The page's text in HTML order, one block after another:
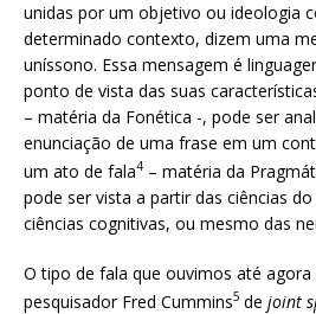
unidas por um objetivo ou ideologia
determinado contexto, dizem uma
uníssono. Essa mensagem é
ponto de vista das suas
– matéria da Fonética -, pode ser
enunciação de uma frase em um
um ato de fala4 – matéria da
pode ser vista a partir das ciências
ciências cognitivas, ou mesmo das
O tipo de fala que ouvimos até agora
pesquisador Fred Cummins5 de joint